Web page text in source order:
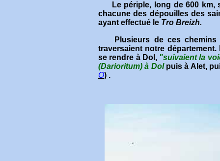
Le périple, long de 600
chacune des dépouilles des
ayant effectué le Tro Breizh.
P lusieurs de ces
traversaient notre
se rendre à Dol, "suivaient la
(Darioritum) à Dolpuis à Alet,
O) .